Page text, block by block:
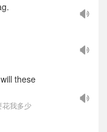
these
花我多少